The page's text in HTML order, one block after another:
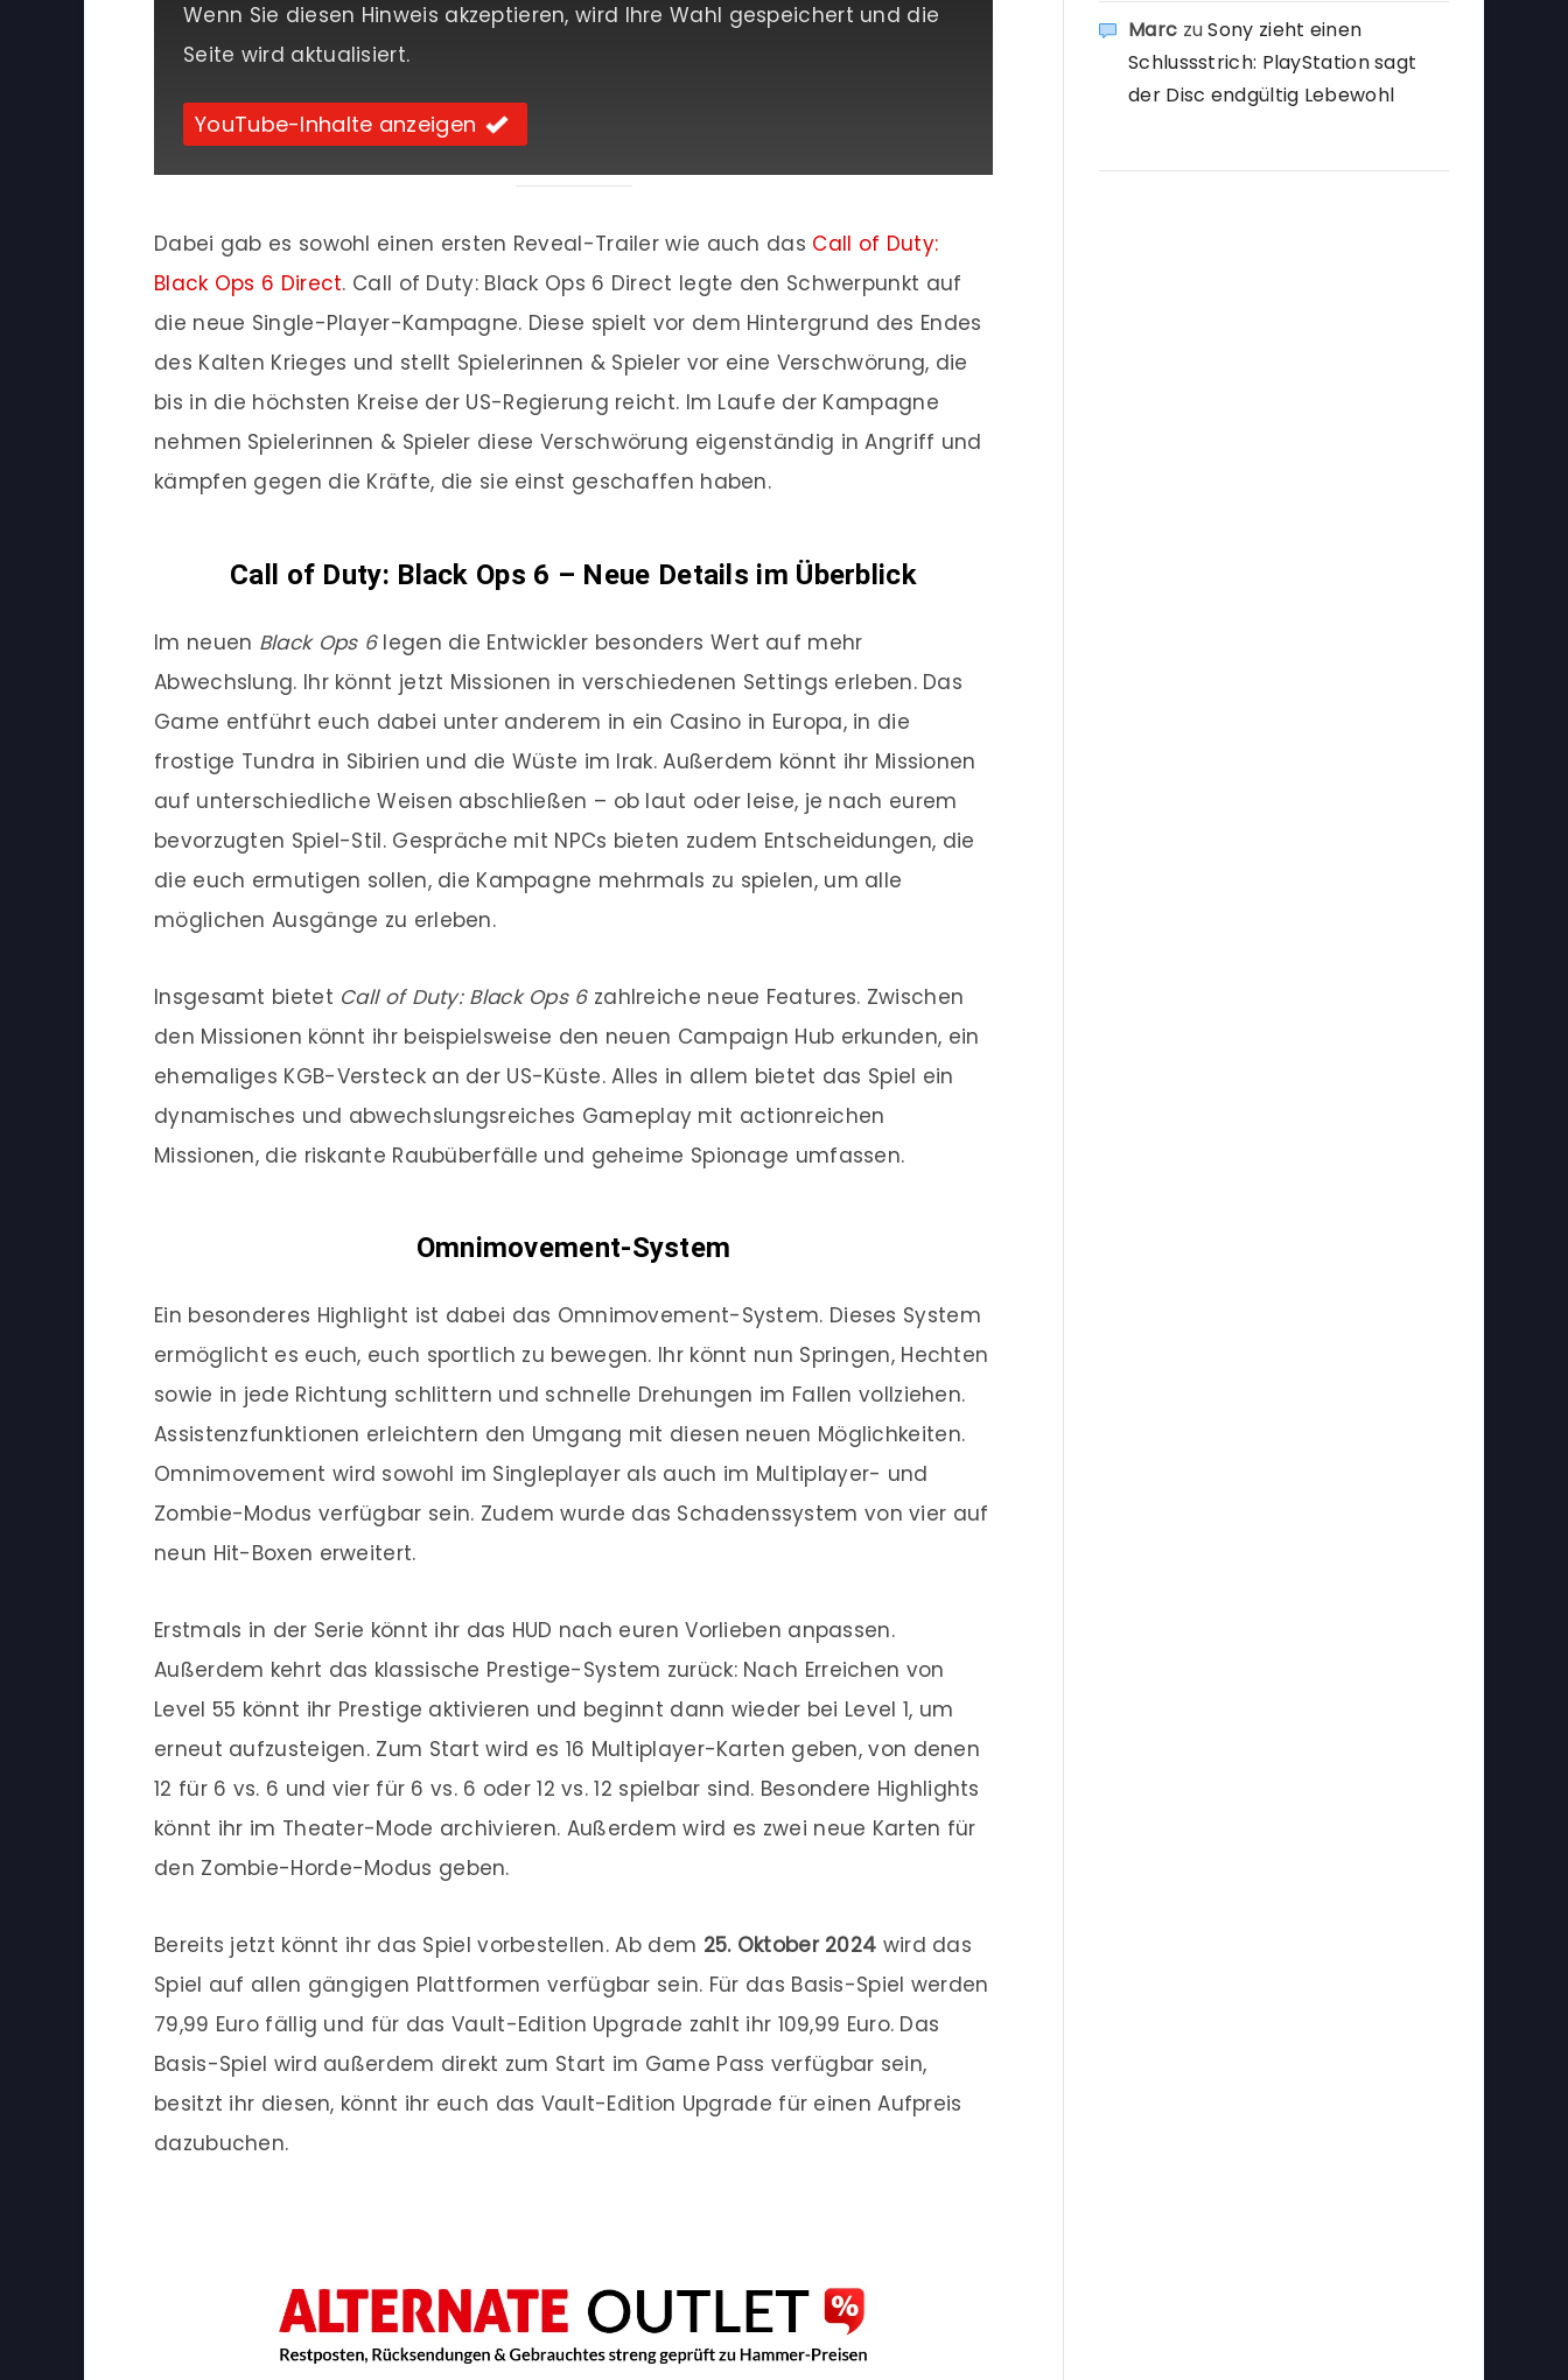
Wenn Sie diesen Hinweis akzeptieren, wird Ihre Wahl gespeichert und die
Seite wird aktualisiert.
YouTube-Inhalte anzeigen
Dabei gab es sowohl einen ersten Reveal-Trailer wie auch das Call of Duty:
Black Ops 6 Direct. Call of Duty: Black Ops 6 Direct legte den Schwerpunkt auf
die neue Single-Player-Kampagne. Diese spielt vor dem Hintergrund des Endes
des Kalten Krieges und stellt Spielerinnen & Spieler vor eine Verschwörung, die
bis in die höchsten Kreise der US-Regierung reicht. Im Laufe der Kampagne
nehmen Spielerinnen & Spieler diese Verschwörung eigenständig in Angriff und
kämpfen gegen die Kräfte, die sie einst geschaffen haben.
Call of Duty: Black Ops 6 – Neue Details im Überblick
Im neuen Black Ops 6legen die Entwickler besonders Wert auf mehr
Abwechslung. Ihr könnt jetzt Missionen in verschiedenen Settings erleben. Das
Game entführt euch dabei unter anderem in ein Casino in Europa, in die
frostige Tundra in Sibirien und die Wüste im Irak. Außerdem könnt ihr Missionen
auf unterschiedliche Weisen abschließen – ob laut oder leise, je nach eurem
bevorzugten Spiel-Stil. Gespräche mit NPCs bieten zudem Entscheidungen, die
die euch ermutigen sollen, die Kampagne mehrmals zu spielen, um alle
möglichen Ausgänge zu erleben.
Insgesamt bietet Call of Duty: Black Ops 6zahlreiche neue Features. Zwischen
den Missionen könnt ihr beispielsweise den neuen Campaign Hub erkunden, ein
ehemaliges KGB-Versteck an der US-Küste. Alles in allem bietet das Spiel ein
dynamisches und abwechslungsreiches Gameplay mit actionreichen
Missionen, die riskante Raubüberfälle und geheime Spionage umfassen.
Omnimovement-System
Ein besonderes Highlight ist dabei das Omnimovement-System. Dieses System
ermöglicht es euch, euch sportlich zu bewegen. Ihr könnt nun Springen, Hechten
sowie in jede Richtung schlittern und schnelle Drehungen im Fallen vollziehen.
Assistenzfunktionen erleichtern den Umgang mit diesen neuen Möglichkeiten.
Omnimovement wird sowohl im Singleplayer als auch im Multiplayer- und
Zombie-Modus verfügbar sein. Zudem wurde das Schadenssystem von vier auf
neun Hit-Boxen erweitert.
Erstmals in der Serie könnt ihr das HUD nach euren Vorlieben anpassen.
Außerdem kehrt das klassische Prestige-System zurück: Nach Erreichen von
Level 55 könnt ihr Prestige aktivieren und beginnt dann wieder bei Level 1, um
erneut aufzusteigen. Zum Start wird es 16 Multiplayer-Karten geben, von denen
12 für 6 vs. 6 und vier für 6 vs. 6 oder 12 vs. 12 spielbar sind. Besondere Highlights
könnt ihr im Theater-Mode archivieren. Außerdem wird es zwei neue Karten für
den Zombie-Horde-Modus geben.
Bereits jetzt könnt ihr das Spiel vorbestellen. Ab dem 25. Oktober 2024 wird das
Spiel auf allen gängigen Plattformen verfügbar sein. Für das Basis-Spiel werden
79,99 Euro fällig und für das Vault-Edition Upgrade zahlt ihr 109,99 Euro. Das
Basis-Spiel wird außerdem direkt zum Start im Game Pass verfügbar sein,
besitzt ihr diesen, könnt ihr euch das Vault-Edition Upgrade für einen Aufpreis
dazubuchen.
Marc zuSony zieht einen
Schlussstrich: PlayStation sagt
der Disc endgültig Lebewohl